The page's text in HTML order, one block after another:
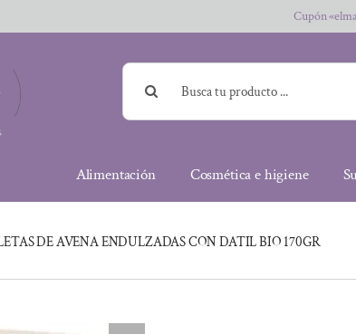
Cupón
Buscar:
Alimentación Cosmética e higiene
DE AVENA ENDULZADAS CON DATIL BIO 170GR